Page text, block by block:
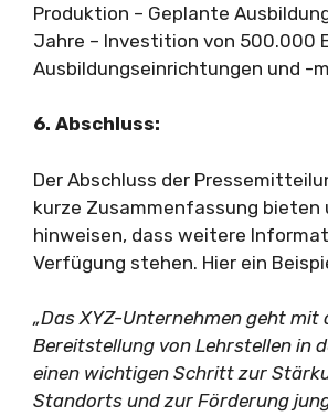
Produktion – Geplante
Jahre – Investition von 500.000
Ausbildungseinrichtungen und -
6. Abschluss:
Der Abschluss der
kurze Zusammenfassung bieten
hinweisen, dass weitere
Verfügung stehen. Hier ein
„Das XYZ-Unternehmen geht mit
Bereitstellung von Lehrstellen in
einen wichtigen Schritt zur
Standorts und zur Förderung